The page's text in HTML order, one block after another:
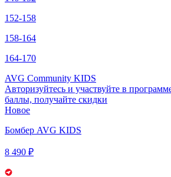
152-158
158-164
164-170
AVG Community KIDS
Авторизуйтесь и участвуйте в
баллы, получайте скидки
Новое
Бомбер AVG KIDS
8 490 ₽